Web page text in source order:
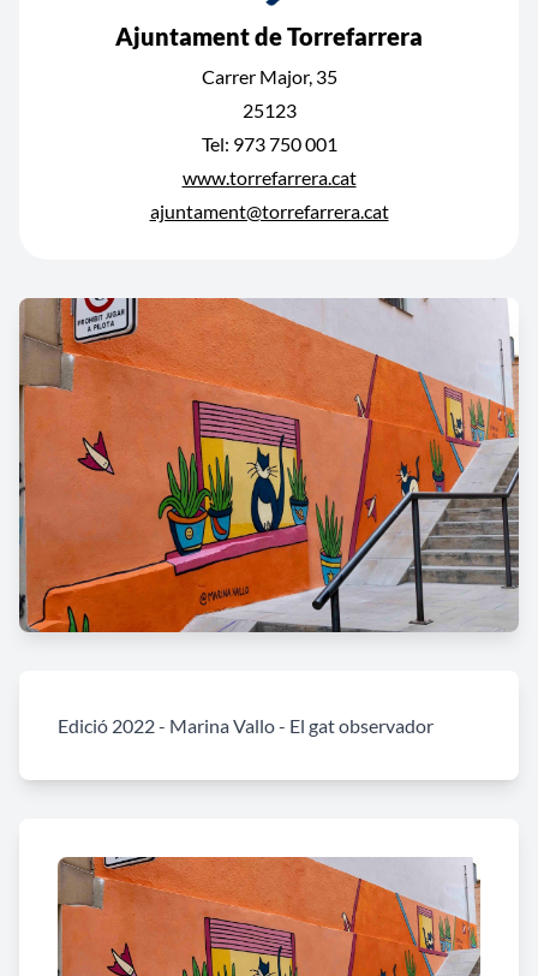
Ajuntament de Torrefarrera
Carrer Major, 35
25123
Tel: 973 750 001
www.torrefarrera.cat
ajuntament@torrefarrera.cat
Edició 2022 - Marina Vallo - El gat observador